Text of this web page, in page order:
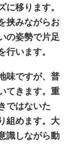
移ります。
挟みながらお
の姿勢で片足
います。
味ですが、普
てきます。重
ではないた
組めます。大
識しながら動